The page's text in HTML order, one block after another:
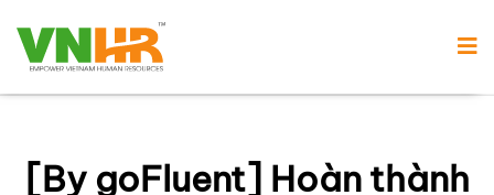
[By goFluent] Hoàn thành